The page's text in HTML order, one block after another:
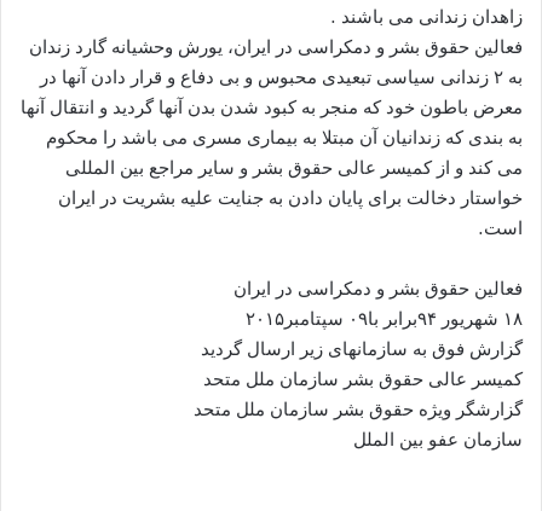
زاهدان زندانی می باشند .
فعالین حقوق بشر و دمکراسی در ایران، یورش وحشیانه گارد زندان
به ۲ زندانی سیاسی تبعیدی محبوس و بی دفاع و قرار دادن آنها در
معرض باطون خود که منجر به کبود شدن بدن آنها گردید و انتقال آنها
به بندی که زندانیان آن مبتلا به بیماری مسری می باشد را محکوم
می کند و از کمیسر عالی حقوق بشر و سایر مراجع بین المللی
خواستار دخالت برای پایان دادن به جنایت علیه بشریت در ایران
است.
فعالین حقوق بشر و دمکراسی در ایران
۱۸ شهریور ۹۴برابر با۰۹ سپتامبر۲۰۱۵
گزارش فوق به سازمانهای زیر ارسال گردید
کمیسر عالی حقوق بشر سازمان ملل متحد
گزارشگر ویژه حقوق بشر سازمان ملل متحد
سازمان عفو بین الملل